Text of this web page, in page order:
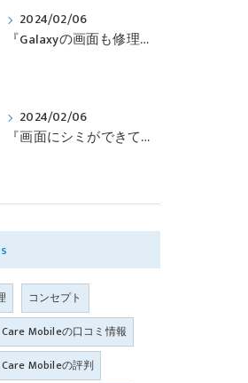
2024/02/06
『Galaxyの画面も修理できるって本当ですか？』豊中市服部本町より画面修理でご来店♪【Galaxy Note10+】
2024/02/06
『画面にシミができてしまったのも直せますか？』豊中市南桜塚より画面修理でご来店♪【iPhone11Pro】
コンセプト
Mobileの口コミ情報
Mobileの評判